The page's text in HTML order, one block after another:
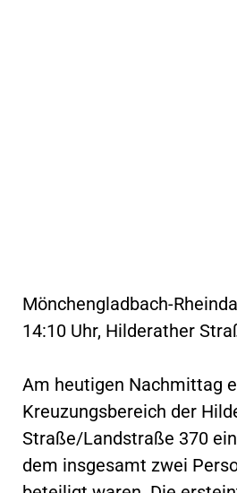
Mönchengladbach-
14:10 Uhr, Hilderather
Am heutigen Nachmittag
Kreuzungsbereich der
Straße/Landstraße 370
dem insgesamt zwei